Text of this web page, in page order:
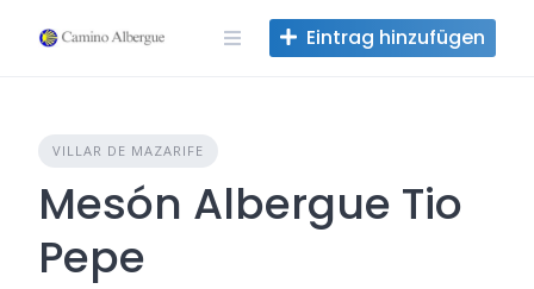
Inhalt
Eintrag hinzufügen
VILLAR DE MAZARIFE
Mesón Albergue Tio
Pepe